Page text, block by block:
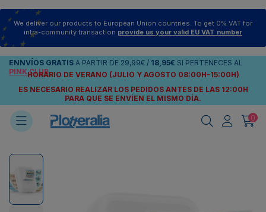
We deliver our products to European Union countries. To get 0% VAT for
intra-community transaction provide us your valid EU VAT number
ENNVÍOS GRATIS A PARTIR DE 29,99€ / 18,95€ SI PERTENECES AL
PINK CLUB
HORARIO DE VERANO (JULIO Y AGOSTO 08:00H-15:00H)
ES NECESARIO REALIZAR LOS PEDIDOS ANTES DE LAS 12:00H
PARA QUE SE ENVÍEN EL MISMO DÍA.
0